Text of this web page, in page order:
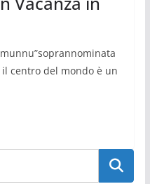
centro del mondo è un